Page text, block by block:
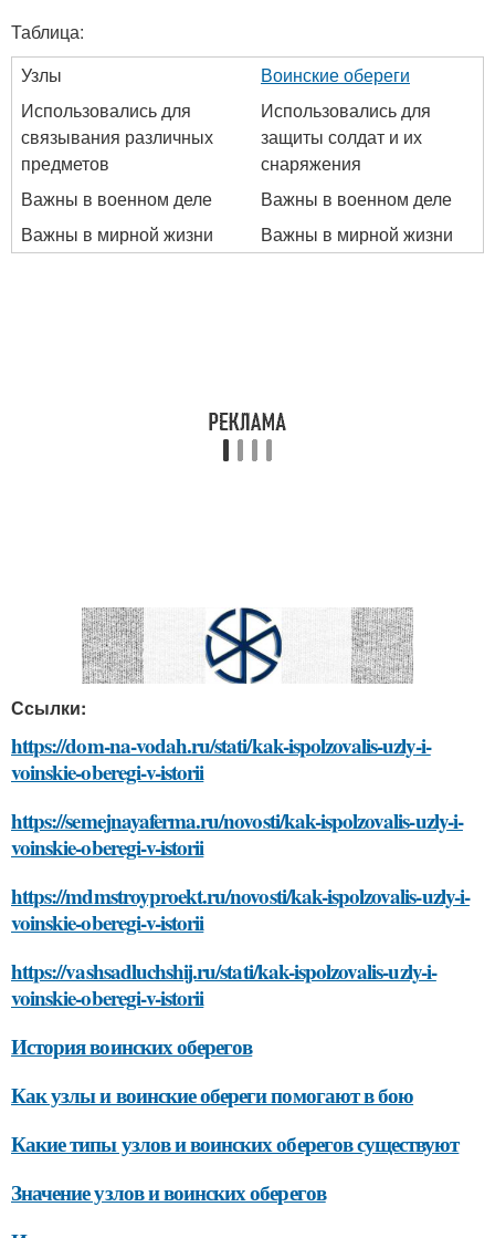
Таблица:
Узлы
Воинские обереги
Использовались для
связывания различных
предметов
Использовались для
защиты солдат и их
снаряжения
Важны в военном деле
Важны в военном деле
Важны в мирной жизни
Важны в мирной жизни
Ссылки:
https://dom-na-vodah.ru/stati/kak-ispolzovalis-uzly-i-
voinskie-oberegi-v-istorii
https://semejnayaferma.ru/novosti/kak-ispolzovalis-uzly-i-
voinskie-oberegi-v-istorii
https://mdmstroyproekt.ru/novosti/kak-ispolzovalis-uzly-i-
voinskie-oberegi-v-istorii
https://vashsadluchshij.ru/stati/kak-ispolzovalis-uzly-i-
voinskie-oberegi-v-istorii
История воинских оберегов
Как узлы и воинские обереги помогают в бою
Какие типы узлов и воинских оберегов существуют
Значение узлов и воинских оберегов